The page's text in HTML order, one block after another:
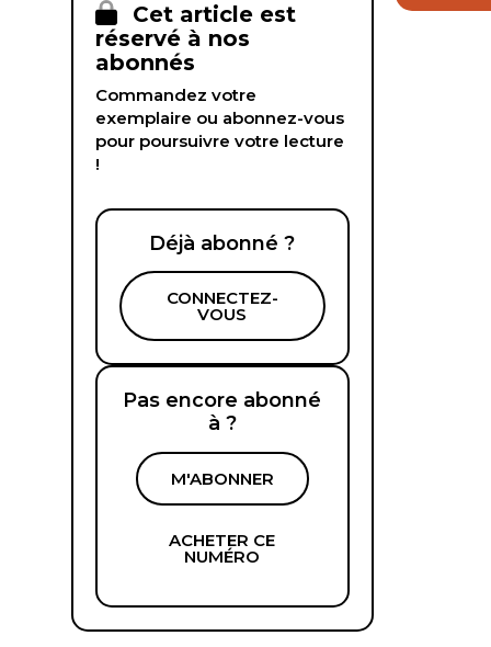
Cet article est
réservé à nos
abonnés
Commandez votre
exemplaire ou abonnez-vous
pour poursuivre votre lecture
!
Déjà abonné ?
CONNECTEZ-
VOUS
Pas encore abonné
à ?
M'ABONNER
ACHETER CE
NUMÉRO